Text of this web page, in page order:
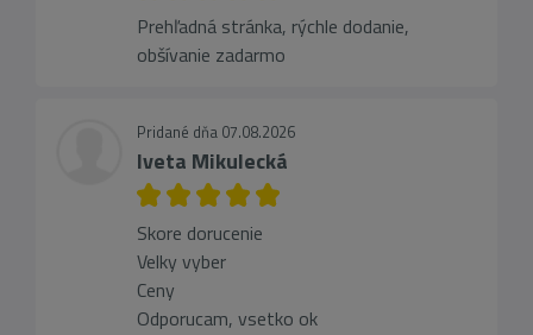
Prehľadná stránka, rýchle dodanie,
obšívanie zadarmo
Pridané dňa 07.08.2026
Iveta Mikulecká
Skore dorucenie
Velky vyber
Ceny
Odporucam, vsetko ok